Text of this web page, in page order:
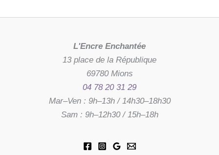
L'Encre Enchantée
13 place de la République
69780 Mions
04 78 20 31 29
Mar–Ven : 9h–13h / 14h30–18h30
Sam : 9h–12h30 / 15h–18h